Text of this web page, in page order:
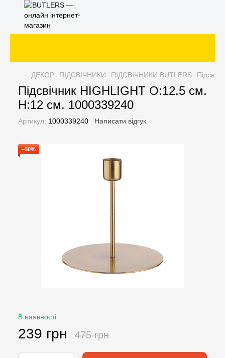
ДЕКОР ПІДСВІЧНИКИ ПІДСВІЧНИКИ BUTLERS
Підсвічник HIGHLIGHT O:12.5 см.
H:12 см. 1000339240
Артикул: 1000339240 Написати відгук
−50%
В наявності
239 грн 475 грн